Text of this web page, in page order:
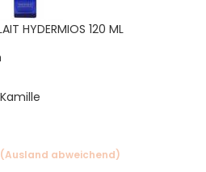
HYDERMIOS 120 ML
(Ausland abweichend)